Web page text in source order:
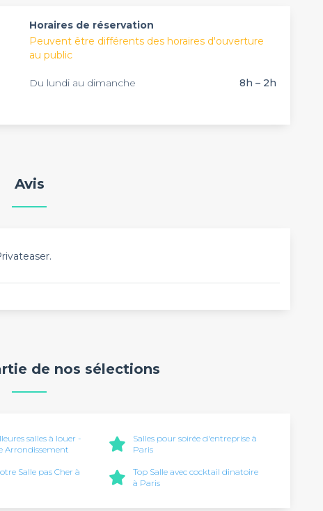
Horaires de réservation
Peuvent être différents des horaires d'ouverture
au public
Du lundi au dimanche 8h – 2h
Avis
de nos sélections
salles à louer -
Arrondissement
Salles pour soirée d'entreprise à
Paris
Salle pas Cher à
Top Salle avec cocktail dinatoire
à Paris